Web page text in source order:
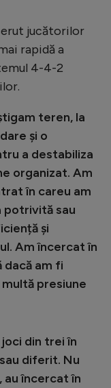
jucătorilor
rapidă a
4-4-2
teren, la
și o
a destabiliza
organizat. Am
în careu am
potrivită sau
și
Am încercat în
am fi
presiune
din trei în
diferit. Nu
au încercat în